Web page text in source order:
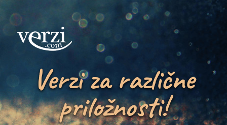
Verzi za različne
priložnosti!